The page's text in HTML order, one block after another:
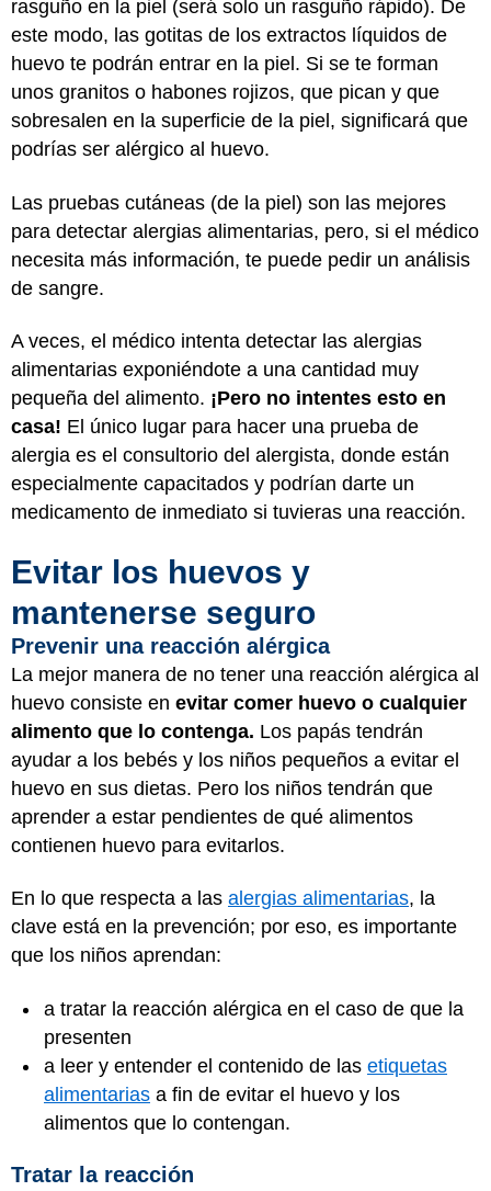
rasguño en la piel (será solo un rasguño rápido). De
este modo, las gotitas de los extractos líquidos de
huevo te podrán entrar en la piel. Si se te forman
unos granitos o habones rojizos, que pican y que
sobresalen en la superficie de la piel, significará que
podrías ser alérgico al huevo.
Las pruebas cutáneas (de la piel) son las mejores
para detectar alergias alimentarias, pero, si el médico
necesita más información, te puede pedir un análisis
de sangre.
A veces, el médico intenta detectar las alergias
alimentarias exponiéndote a una cantidad muy
pequeña del alimento. ¡Pero no intentes esto en
casa! El único lugar para hacer una prueba de
alergia es el consultorio del alergista, donde están
especialmente capacitados y podrían darte un
medicamento de inmediato si tuvieras una reacción.
Evitar los huevos y
mantenerse seguro
Prevenir una reacción alérgica
La mejor manera de no tener una reacción alérgica al
huevo consiste en evitar comer huevo o cualquier
alimento que lo contenga. Los papás tendrán
ayudar a los bebés y los niños pequeños a evitar el
huevo en sus dietas. Pero los niños tendrán que
aprender a estar pendientes de qué alimentos
contienen huevo para evitarlos.
En lo que respecta a las alergias alimentarias, la
clave está en la prevención; por eso, es importante
que los niños aprendan:
a tratar la reacción alérgica en el caso de que la
presenten
a leer y entender el contenido de las etiquetas
alimentarias a fin de evitar el huevo y los
alimentos que lo contengan.
Tratar la reacción